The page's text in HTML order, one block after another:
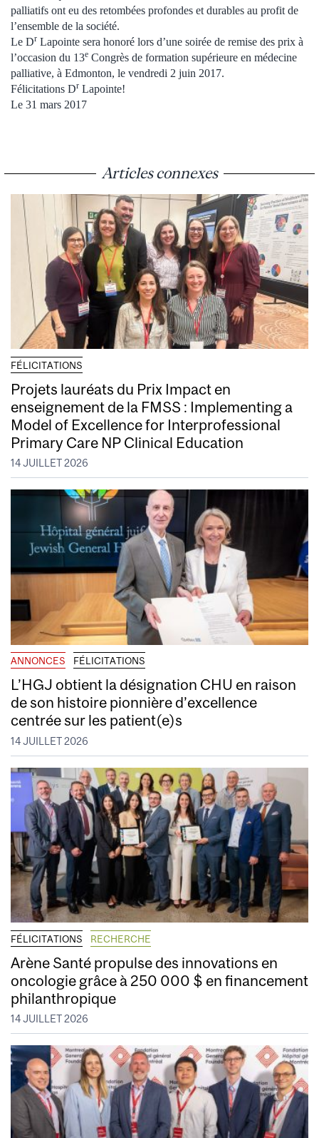
palliatifs ont eu des retombées profondes et durables au profit de
l’ensemble de la société.
Le Dr Lapointe sera honoré lors d’une soirée de remise des prix à
l’occasion du 13e Congrès de formation supérieure en médecine
palliative, à Edmonton, le vendredi 2 juin 2017.
Félicitations Dr Lapointe!
Le 31 mars 2017
Articles connexes
FÉLICITATIONS
Projets lauréats du Prix Impact en
enseignement de la FMSS : Implementing a
Model of Excellence for Interprofessional
Primary Care NP Clinical Education
14 JUILLET 2026
ANNONCES FÉLICITATIONS
L’HGJ obtient la désignation CHU en raison
de son histoire pionnière d’excellence
centrée sur les patient(e)s
14 JUILLET 2026
FÉLICITATIONS RECHERCHE
Arène Santé propulse des innovations en
oncologie grâce à 250 000 $ en financement
philanthropique
14 JUILLET 2026